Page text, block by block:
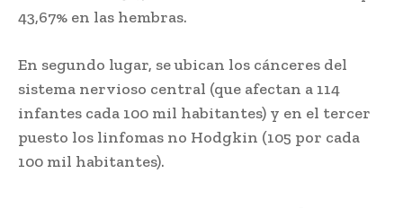
43,67% en las hembras.
En segundo lugar, se ubican los cánceres del
sistema nervioso central (que afectan a 114
infantes cada 100 mil habitantes) y en el tercer
puesto los linfomas no Hodgkin (105 por cada
100 mil habitantes).